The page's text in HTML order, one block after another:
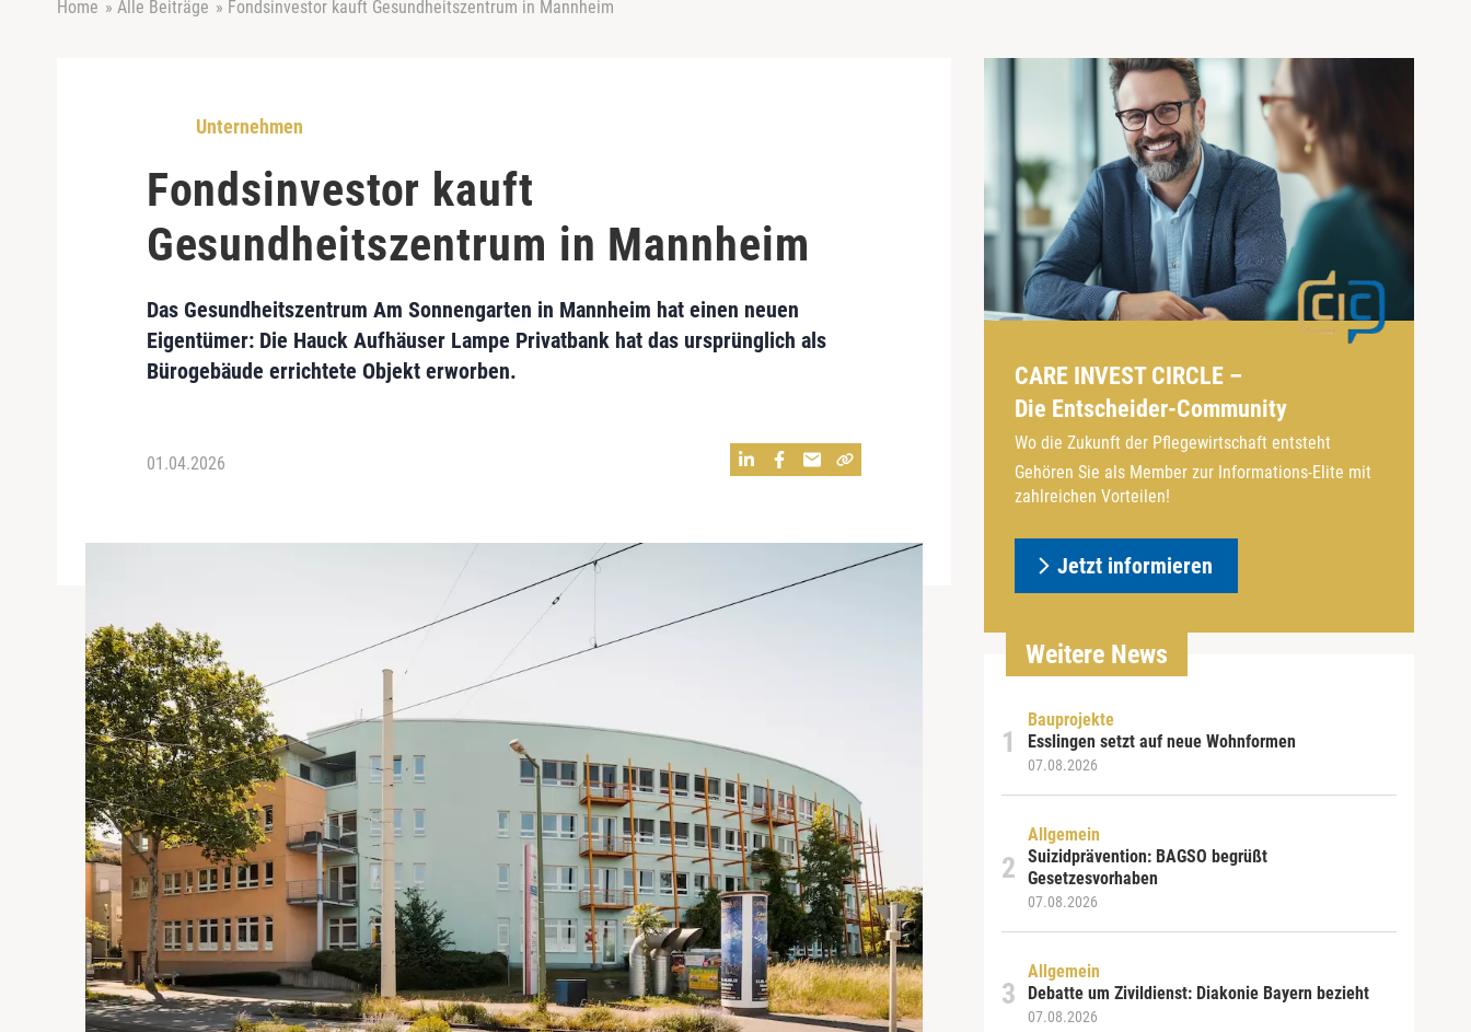
Home » Alle Beiträge » Fondsinvestor kauft Gesundheitszentrum in Mannheim
Unternehmen
Fondsinvestor kauft
Gesundheitszentrum in Mannheim
Das Gesundheitszentrum Am Sonnengarten in Mannheim hat einen neuen
Eigentümer: Die Hauck Aufhäuser Lampe Privatbank hat das ursprünglich als
Bürogebäude errichtete Objekt erworben.
01.04.2026
CARE INVEST CIRCLE –
Die Entscheider-Community
Wo die Zukunft der Pflegewirtschaft entsteht
Gehören Sie als Member zur Informations-Elite mit
zahlreichen Vorteilen!
Jetzt informieren
Weitere News
Bauprojekte
Esslingen setzt auf neue Wohnformen
07.08.2026
Allgemein
Suizidprävention: BAGSO begrüßt
Gesetzesvorhaben
07.08.2026
Allgemein
Debatte um Zivildienst: Diakonie Bayern bezieht
07.08.2026